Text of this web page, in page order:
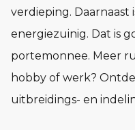
verdieping. Daarnaast
energiezuinig. Dat is
portemonnee. Meer
hobby of werk?
uitbreidings- en